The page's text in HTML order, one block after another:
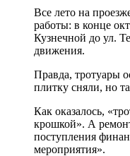
Все лето на
работы: в конце
Кузнечной до ул.
движения.
Правда, тротуары
плитку сняли, но
Как оказалось,
крошкой». А
поступления
мероприятия».